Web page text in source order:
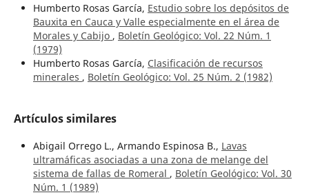
Humberto Rosas García, Estudio sobre los depósitos de
Bauxita en Cauca y Valle especialmente en el área de
Morales y Cabijo , Boletín Geológico: Vol. 22 Núm. 1
(1979)
Humberto Rosas García, Clasificación de recursos
minerales , Boletín Geológico: Vol. 25 Núm. 2 (1982)
Artículos similares
Abigail Orrego L., Armando Espinosa B., Lavas
ultramáficas asociadas a una zona de melange del
sistema de fallas de Romeral , Boletín Geológico: Vol. 30
Núm. 1 (1989)